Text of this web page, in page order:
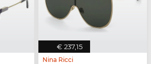
€ 237,15
Nina Ricci